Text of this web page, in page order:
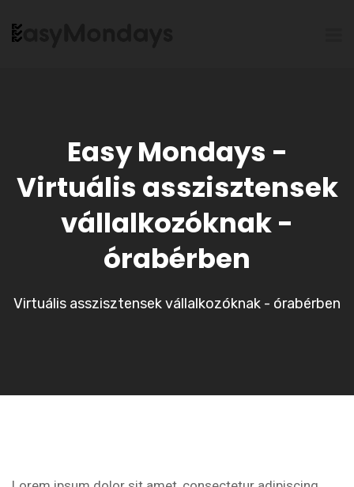
Easy Mondays -
Virtuális asszisztensek
vállalkozóknak -
órabérben
Virtuális asszisztensek vállalkozóknak - órabérben